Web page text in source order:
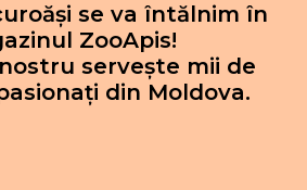
se va întălnim în
ZooApis!
servește mii de
din Moldova.